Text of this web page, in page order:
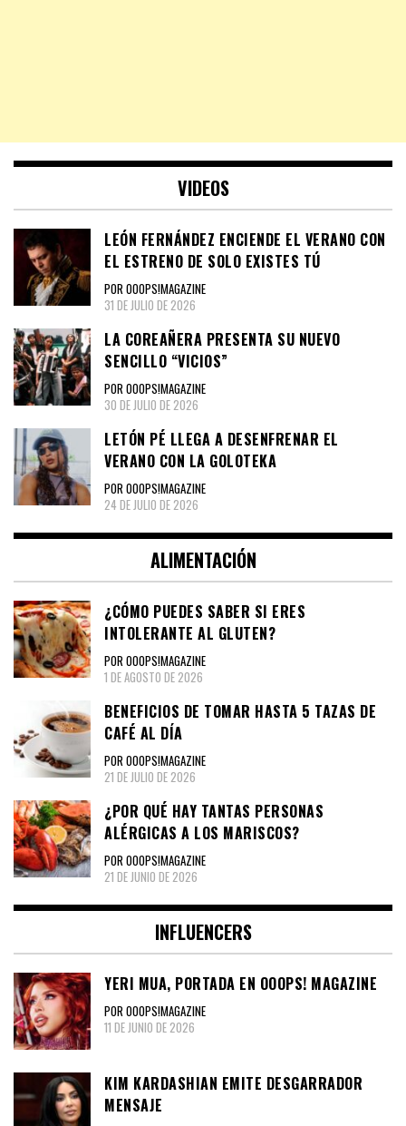
VIDEOS
LEÓN FERNÁNDEZ ENCIENDE EL VERANO CON
EL ESTRENO DE SOLO EXISTES TÚ
POR OOOPS!MAGAZINE
31 DE JULIO DE 2026
LA COREAÑERA PRESENTA SU NUEVO
SENCILLO “VICIOS”
POR OOOPS!MAGAZINE
30 DE JULIO DE 2026
LETÓN PÉ LLEGA A DESENFRENAR EL
VERANO CON LA GOLOTEKA
POR OOOPS!MAGAZINE
24 DE JULIO DE 2026
ALIMENTACIÓN
¿CÓMO PUEDES SABER SI ERES
INTOLERANTE AL GLUTEN?
POR OOOPS!MAGAZINE
1 DE AGOSTO DE 2026
BENEFICIOS DE TOMAR HASTA 5 TAZAS DE
CAFÉ AL DÍA
POR OOOPS!MAGAZINE
21 DE JULIO DE 2026
¿POR QUÉ HAY TANTAS PERSONAS
ALÉRGICAS A LOS MARISCOS?
POR OOOPS!MAGAZINE
21 DE JUNIO DE 2026
INFLUENCERS
YERI MUA, PORTADA EN OOOPS! MAGAZINE
POR OOOPS!MAGAZINE
11 DE JUNIO DE 2026
KIM KARDASHIAN EMITE DESGARRADOR
MENSAJE